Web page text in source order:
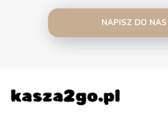
NAPISZ DO NAS